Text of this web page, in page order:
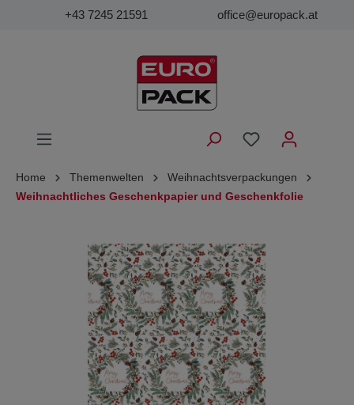
+43 7245 21591 office@europack.at
Home Themenwelten
Weihnachtsverpackungen
Weihnachtliches Geschenkpapier und Geschenkfolie